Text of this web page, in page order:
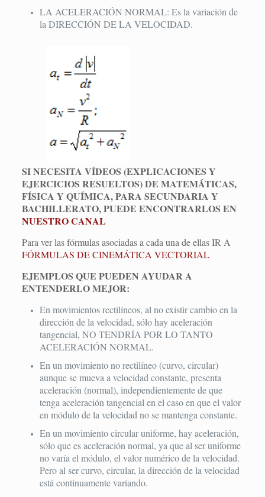
LA ACELERACIÓN NORMAL: Es la variación de
la DIRECCIÓN DE LA VELOCIDAD.
SI NECESITA VÍDEOS (EXPLICACIONES Y
EJERCICIOS RESUELTOS) DE MATEMÁTICAS,
FÍSICA Y QUÍMICA, PARA SECUNDARIA Y
BACHILLERATO, PUEDE ENCONTRARLOS EN
NUESTRO CANAL
Para ver las fórmulas asociadas a cada una de ellas IR A
FÓRMULAS DE CINEMÁTICA VECTORIAL
EJEMPLOS QUE PUEDEN AYUDAR A
ENTENDERLO MEJOR:
En movimientos rectilíneos, al no existir cambio en la
dirección de la velocidad, sólo hay aceleración
tangencial, NO TENDRÍA POR LO TANTO
ACELERACIÓN NORMAL.
En un movimiento no rectilíneo (curvo, circular)
aunque se mueva a velocidad constante, presenta
aceleración (normal), independientemente de que
tenga aceleración tangencial en el caso en que el valor
en módulo de la velocidad no se mantenga constante.
En un movimiento circular uniforme, hay aceleración,
sólo que es aceleración normal, ya que al ser uniforme
no varía el módulo, el valor numérico de la velocidad.
Pero al ser curvo, circular, la dirección de la velocidad
está continuamente variando.